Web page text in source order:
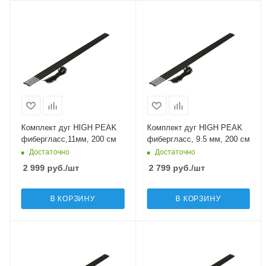
Комплект дуг HIGH PEAK
фибергласс,11мм, 200 см
Достаточно
2 999 руб./шт
В КОРЗИНУ
Комплект дуг HIGH PEAK
фибергласс, 9.5 мм, 200 см
Достаточно
2 799руб./шт
В КОРЗИНУ